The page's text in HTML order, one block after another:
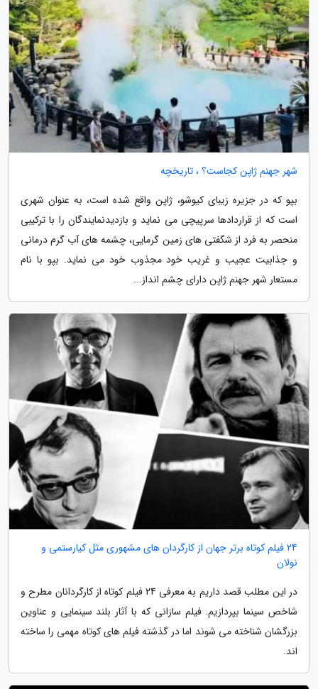
شهر جهنم ژاپن کجاست؟ ، تاریخچه
بپو که در جزیره زیبای کیوشو، ژاپن واقع شده است، به عنوان شهری
است که از قراردادها سرپیچی می نماید و بازدیدنمایندگان را با ترکیبی
منحصر به فرد از شگفتی های زمین گرمایی، چشمه های آب گرم درمانی
و جذابیت عجیب و غریب خود مجذوب خود می نماید. بپو با نام
مستعار شهر جهنم ژاپن دارای چشم انداز...
24 فیلم کوتاه برتر جهان از کارگردان های مشهوری مثل کیارستمی و
نولان
در این مطلب قصد داریم به معرفی 24 فیلم کوتاه از کارگردانان مطرح و
شاخص سینما بپردازیم. فیلم سازانی که با آثار بلند سینمایی و عناوین
بزرگشان شناخته می شوند اما در گذشته فیلم های کوتاه مهمی را ساخته
اند.